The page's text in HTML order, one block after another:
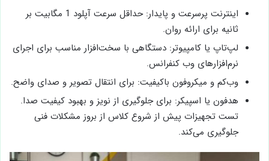
اینترنت پرسرعت و پایدار: حداقل سرعت آپلود 1 مگابیت بر
ثانیه برای ارائه روان.
لپ‌تاپ یا کامپیوتر: دستگاهی با سخت‌افزار مناسب برای اجرای
نرم‌افزارهای وب کنفرانس.
وب‌کم و میکروفون باکیفیت: برای انتقال تصویر و صدای واضح.
هدفون یا اسپیکر: برای جلوگیری از نویز و بهبود کیفیت صدا.
تست تجهیزات پیش از شروع کلاس از بروز مشکلات فنی
جلوگیری می‌کند.